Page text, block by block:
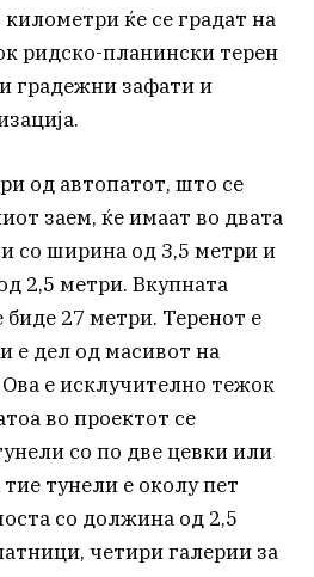
ќе се градат на
ридско-планински терен
градежни зафати и
од автопатот, што се
заем, ќе имаат во двата
со ширина од 3,5 метри и
2,5 метри. Вкупната
27 метри. Теренот е
е дел од масивот на
е исклучително тежок
во проектот се
со по две цевки или
тунели е околу пет
со должина од 2,5
четири галерии за